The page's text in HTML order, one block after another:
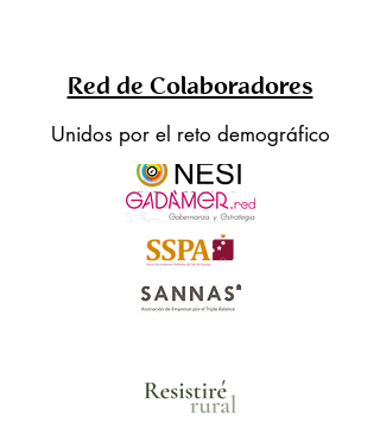
Red de Colaboradores
Unidos por el reto demográfico